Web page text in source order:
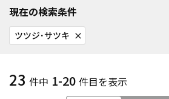
現在の検索条件
ツツジ･サツキ close
23 件中 1-20 件目を表示